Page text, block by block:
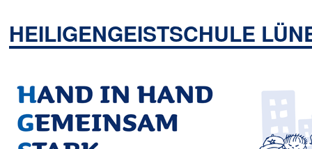
springen
HEILIGENGEISTSCHULE